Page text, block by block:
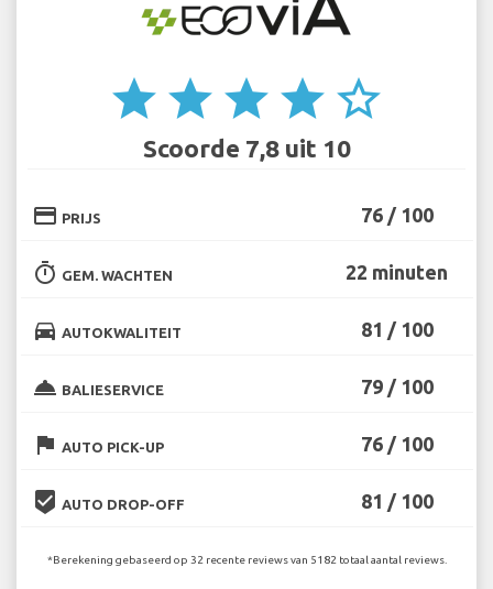
star star star star star_border
Scoorde 7,8 uit 10
credit_card PRIJS 76 / 100
timer GEM. WACHTEN 22 minuten
directions_car AUTOKWALITEIT 81 / 100
room_service BALIESERVICE 79 / 100
flag AUTO PICK-UP 76 / 100
beenhere AUTO DROP-OFF 81 / 100
*Berekening gebaseerd op 32 recente reviews van 5182 totaal aantal reviews.